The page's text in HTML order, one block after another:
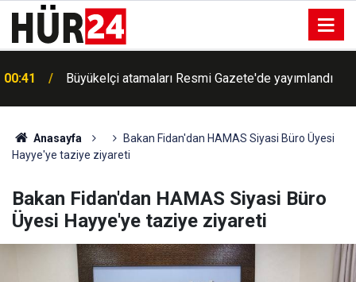
00:41 Büyükelçi atamaları Resmi Gazete'de yayımlandı
Anasayfa
Bakan Fidan'dan HAMAS Siyasi Büro Üyesi
Hayye'ye taziye ziyareti
Bakan Fidan'dan HAMAS Siyasi Büro
Üyesi Hayye'ye taziye ziyareti